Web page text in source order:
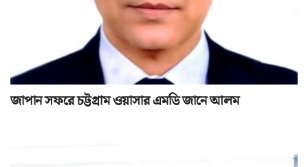
জাপান সফরে চট্টগ্রাম ওয়াসার এমডি জানে আলম